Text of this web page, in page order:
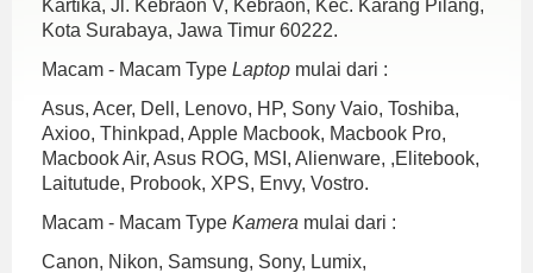
Kartika, Jl. Kebraon V, Kebraon, Kec. Karang Pilang,
Kota Surabaya, Jawa Timur 60222.
Macam - Macam Type Laptop mulai dari :
Asus, Acer, Dell, Lenovo, HP, Sony Vaio, Toshiba,
Axioo, Thinkpad, Apple Macbook, Macbook Pro,
Macbook Air, Asus ROG, MSI, Alienware, ,Elitebook,
Laitutude, Probook, XPS, Envy, Vostro.
Macam - Macam Type Kamera mulai dari :
Canon, Nikon, Samsung, Sony, Lumix,